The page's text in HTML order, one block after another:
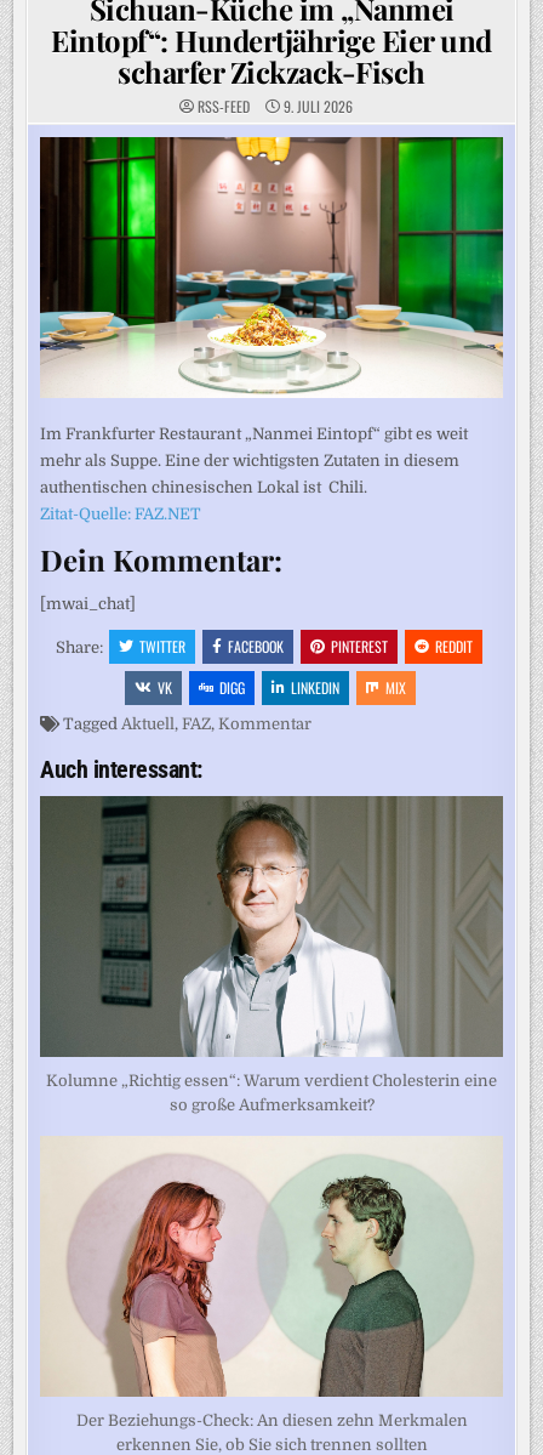
Sichuan-Küche im „Nanmei
Eintopf“: Hundertjährige Eier und
scharfer Zickzack-Fisch
RSS-FEED 9. JULI 2026
Im Frankfurter Restaurant „Nanmei Eintopf“ gibt es weit
mehr als Suppe. Eine der wichtigsten Zutaten in diesem
authentischen chinesischen Lokal ist Chili.
Zitat-Quelle: FAZ.NET
Dein Kommentar:
[mwai_chat]
Share: TWITTER FACEBOOK PINTEREST
REDDIT
VK
DIGG LINKEDIN MIX
TaggedAktuell,FAZ,Kommentar
Auch interessant:
Kolumne „Richtig essen“: Warum verdient Cholesterin eine
so große Aufmerksamkeit?
Der Beziehungs-Check: An diesen zehn Merkmalen
erkennen Sie, ob Sie sich trennen sollten